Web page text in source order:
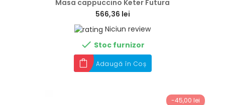
Masa cappuccino Keter Futura
566,36 lei
Niciun review
 Stoc furnizor
Adaugă în Coș
-45,00 lei